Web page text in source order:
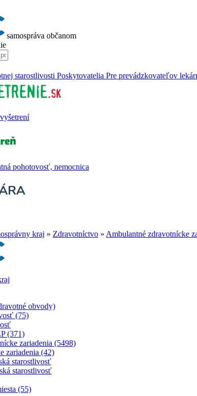
samospráva občanom
starostlivosti Poskytovatelia Pre prevádzkovateľov
pohotovosť, nemocnica
kraj » Zdravotníctvo » Ambulantné zdravotnícke
obvody)
(75)
(371)
zariadenia (5498)
zariadenia (42)
starostlivosť
starostlivosť
(55)